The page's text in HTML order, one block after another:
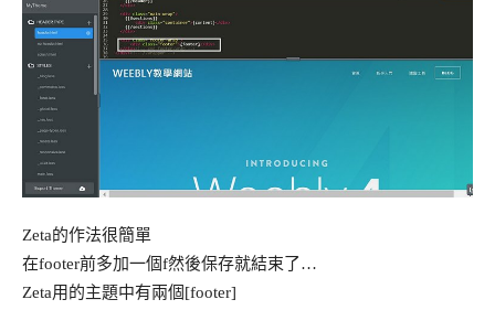
Zeta的作法很簡單
在footer前多加一個f然後保存就結束了…
Zeta用的主題中有兩個[footer]